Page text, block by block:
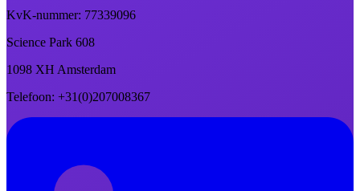
KvK-nummer: 77339096
Science Park 608
1098 XH Amsterdam
Telefoon: +31(0)207008367